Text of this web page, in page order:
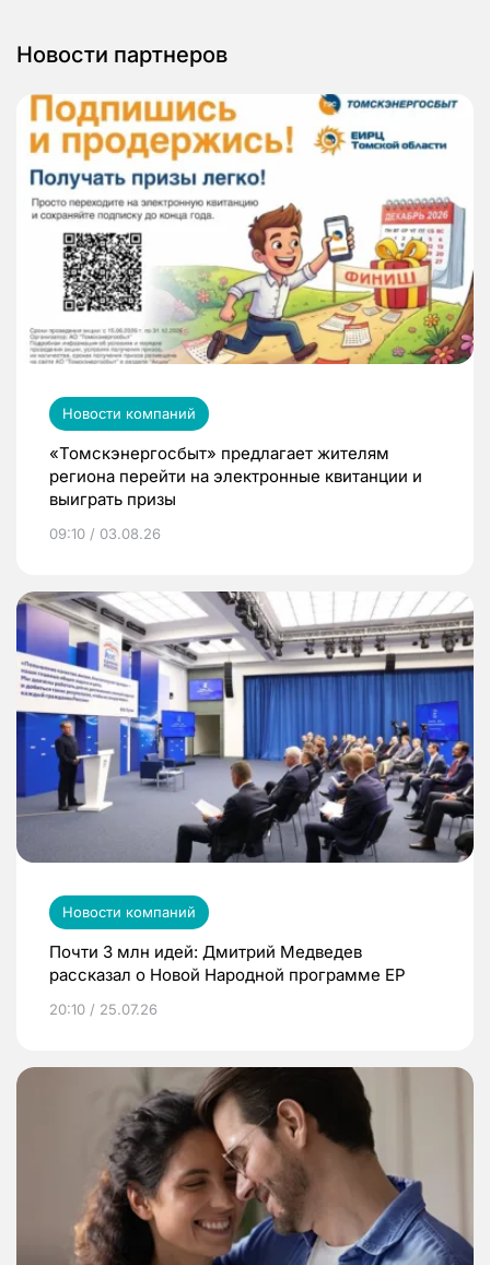
Новости партнеров
Новости компаний
«Томскэнергосбыт» предлагает жителям
региона перейти на электронные квитанции и
выиграть призы
09:10 / 03.08.26
Новости компаний
Почти 3 млн идей: Дмитрий Медведев
рассказал о Новой Народной программе ЕР
20:10 / 25.07.26